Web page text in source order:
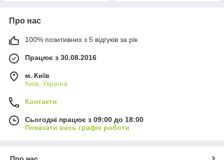
Про нас
100% позитивних з 5 відгуків за рік
Працює з 30.08.2016
м. Київ
Київ, Україна
Контакти
Сьогодні працює з 09:00 до 18:00
Показати весь графік роботи